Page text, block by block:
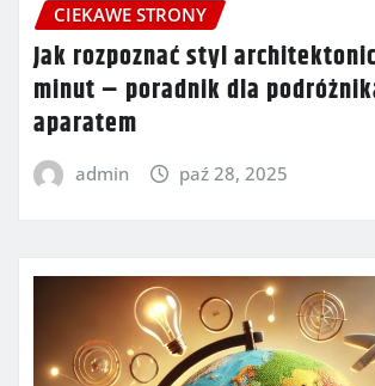
CIEKAWE STRONY
Jak rozpoznać styl
minut – poradnik dla
aparatem
admin paź 28, 2025